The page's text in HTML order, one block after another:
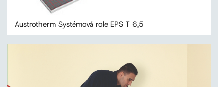
Austrotherm Systémová role EPS T 6,5